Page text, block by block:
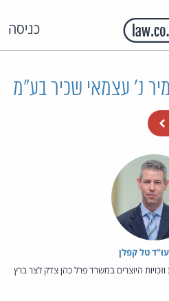
כניסה
עו"ד טל קפלן
היוצרים במשרד פרל כהן צדק לצר ברץ